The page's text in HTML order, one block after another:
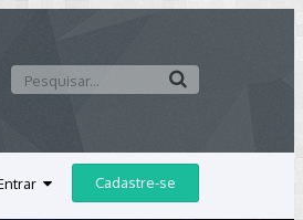
Cadastre-se